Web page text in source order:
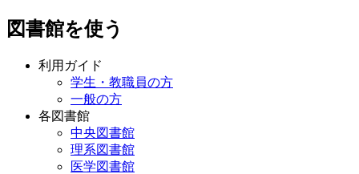
図書館を使う
利用ガイド
学生・教職員の方
一般の方
各図書館
中央図書館
理系図書館
医学図書館